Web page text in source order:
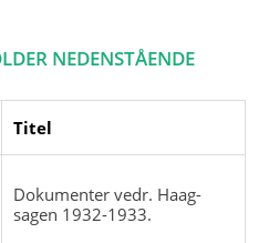
NEDENSTÅENDE
Titel
Dokumenter vedr. Haag-
sagen 1932-1933.